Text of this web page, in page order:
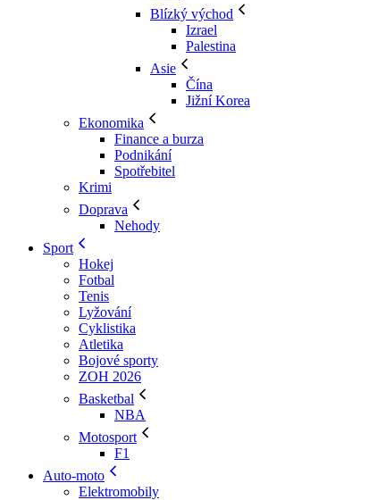
Blízký východ
Izrael
Palestina
Asie
Čína
Jižní Korea
Ekonomika
Finance a burza
Podnikání
Spotřebitel
Krimi
Doprava
Nehody
Sport
Hokej
Fotbal
Tenis
Lyžování
Cyklistika
Atletika
Bojové sporty
ZOH 2026
Basketbal
NBA
Motosport
F1
Auto-moto
Elektromobily